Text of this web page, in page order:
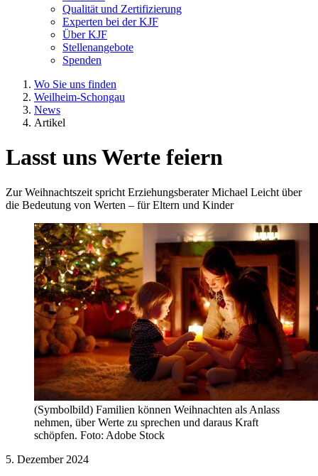
Qualität und Zertifizierung
Experten bei der KJF
Über KJF
Stellenangebote
Spenden
Wo Sie uns finden
Weilheim-Schongau
News
Artikel
Lasst uns Werte feiern
Zur Weihnachtszeit spricht Erziehungsberater Michael Leicht über
die Bedeutung von Werten – für Eltern und Kinder
(Symbolbild) Familien können Weihnachten als Anlass
nehmen, über Werte zu sprechen und daraus Kraft
schöpfen. Foto: Adobe Stock
5. Dezember 2024